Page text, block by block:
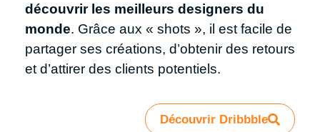
découvrir les meilleurs designers du
monde. Grâce aux « shots », il est facile de
partager ses créations, d’obtenir des retours
et d’attirer des clients potentiels.
Découvrir Dribbble